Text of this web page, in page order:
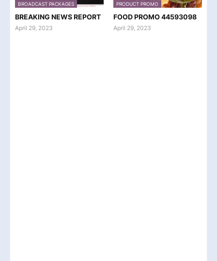
BROADCAST PACKAGES
BREAKING NEWS REPORT
April 29, 2023
PRODUCT PROMO
FOOD PROMO 44593098
April 29, 2023